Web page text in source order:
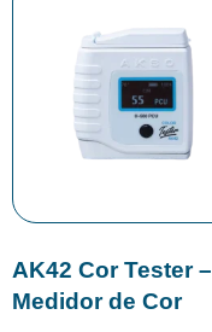
AK42 Cor Tester –
Medidor de Cor